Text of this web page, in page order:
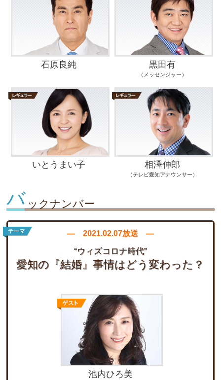
石原良純 黒田有
（メッセンジャー）
いとうまい子 相澤伸郎
（テレビ愛知アナウンサー）
バ ックナンバー
― 2021.02.07放送 ―
“ウィズコロナ時代”
愛知の『結婚』事情は どう変わった？
池内ひろ美